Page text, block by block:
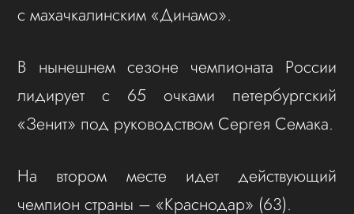
с махачкалинским «Динамо».
В нынешнем сезоне чемпионата России
лидирует с 65 очками петербургский
«Зенит» под руководством Сергея Семака.
На втором месте идет действующий
чемпион страны – «Краснодар» (63).